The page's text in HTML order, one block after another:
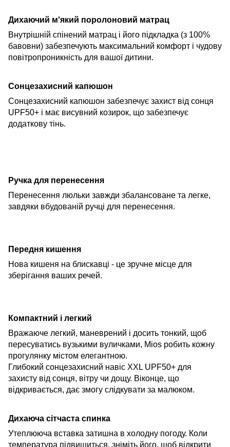
Дихаючий м'який поролоновий матрац
Внутрішній спінений матрац і його підкладка (з 100%
бавовни) забезпечують максимальний комфорт і чудову
повітропроникність для вашої дитини.
Сонцезахисний капюшон
Сонцезахисний капюшон забезпечує захист від сонця
UPF50+ і має висувний козирок, що забезпечує
додаткову тінь.
Ручка для перенесення
Перенесення люльки завжди збалансоване та легке,
завдяки вбудованій ручці для перенесення.
Передня кишення
Нова кишеня на блискавці - це зручне місце для
зберігання ваших речей.
Компактний і легкий
Вражаюче легкий, маневрений і досить тонкий, щоб
пересуватись вузькими вуличками, Mios робить кожну
прогулянку містом елегантною.
Глибокий сонцезахисний навіс XXL UPF50+ для
захисту від сонця, вітру чи дощу. Віконце, що
відкривається, дає змогу слідкувати за малюком.
Дихаюча сітчаста спинка
Утеплююча вставка затишна в холодну погоду. Коли
температура підвищиться, зніміть його, щоб відкрити